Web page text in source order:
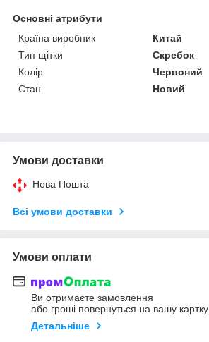
Основні атрибути
Країна виробник
Китай
Тип щітки
Скребок
Колір
Червоний
Стан
Новий
Умови доставки
Нова Пошта
Всі умови доставки
Умови оплати
Ви отримаєте замовлення
або гроші повернуться на вашу картку
Детальніше